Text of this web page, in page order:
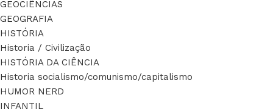
GEOCIÊNCIAS
GEOGRAFIA
HISTÓRIA
Historia / Civilização
HISTÓRIA DA CIÊNCIA
Historia socialismo/comunismo/capitalismo
HUMOR NERD
INFANTIL